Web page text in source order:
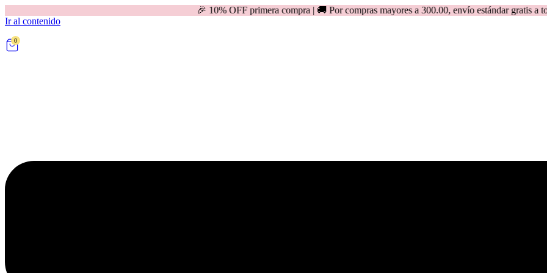
🎉 10% OFF primera compra | 🚚 Por compras mayores a 300.00, envío estándar gratis a todo el
Ir al contenido
0